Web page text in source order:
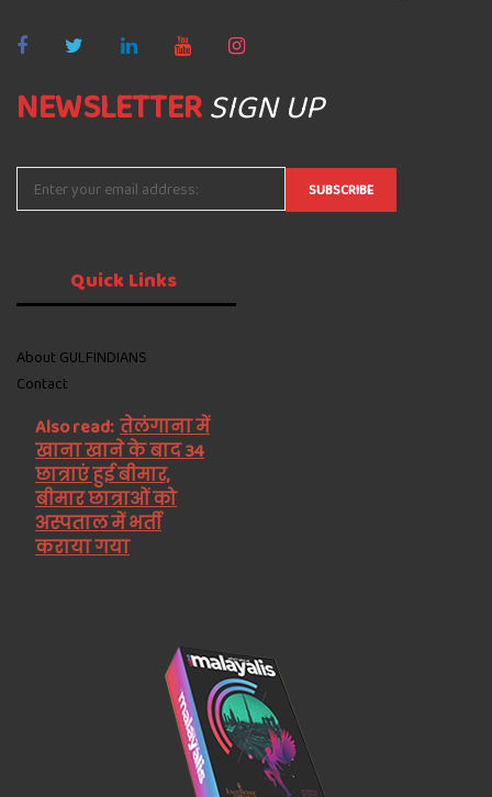
NEWSLETTERSIGN UP
QuickLinks
About GULFINDIANS
Contact
Also read: तेलंगाना में
खाना खाने के बाद 34
छात्राएं हुई बीमार,
बीमार छात्राओं को
अस्पताल में भर्ती
कराया गया